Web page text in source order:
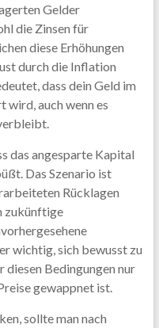
Gelder
die Zinsen für
diese Erhöhungen
durch die Inflation
dass dein Geld im
wird, auch wenn es
das angesparte Kapital
Das Szenario ist
Rücklagen
zukünftige
wichtig, sich bewusst zu
diesen Bedingungen nur
gewappnet ist.
sollte man nach